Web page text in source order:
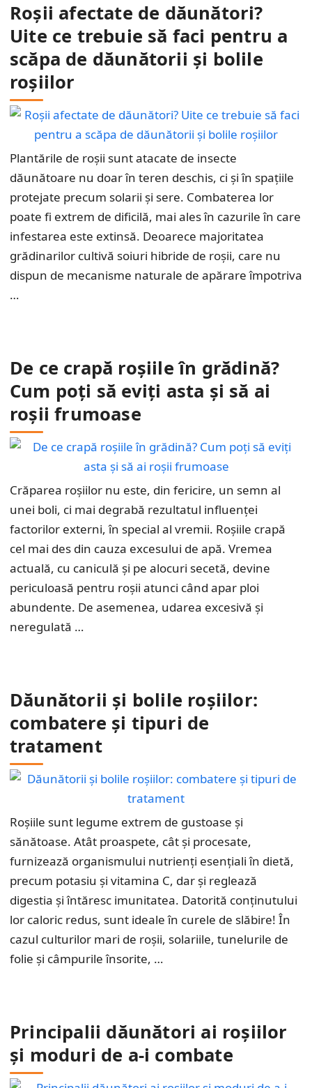
Roșii afectate de dăunători?
Uite ce trebuie să faci pentru a
scăpa de dăunătorii și bolile
roșiilor
Plantările de roșii sunt atacate de insecte
dăunătoare nu doar în teren deschis, ci și în spațiile
protejate precum solarii și sere. Combaterea lor
poate fi extrem de dificilă, mai ales în cazurile în care
infestarea este extinsă. Deoarece majoritatea
grădinarilor cultivă soiuri hibride de roșii, care nu
dispun de mecanisme naturale de apărare împotriva
…
De ce crapă roșiile în grădină?
Cum poți să eviți asta și să ai
roșii frumoase
Crăparea roșiilor nu este, din fericire, un semn al
unei boli, ci mai degrabă rezultatul influenței
factorilor externi, în special al vremii. Roșiile crapă
cel mai des din cauza excesului de apă. Vremea
actuală, cu caniculă și pe alocuri secetă, devine
periculoasă pentru roșii atunci când apar ploi
abundente. De asemenea, udarea excesivă și
neregulată …
Dăunătorii și bolile roșiilor:
combatere și tipuri de
tratament
Roșiile sunt legume extrem de gustoase și
sănătoase. Atât proaspete, cât și procesate,
furnizează organismului nutrienți esențiali în dietă,
precum potasiu și vitamina C, dar și reglează
digestia și întăresc imunitatea. Datorită conținutului
lor caloric redus, sunt ideale în curele de slăbire! În
cazul culturilor mari de roșii, solariile, tunelurile de
folie și câmpurile însorite, …
Principalii dăunători ai roșiilor
și moduri de a-i combate